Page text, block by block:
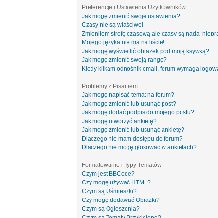
Preferencje i Ustawienia Użytkowników
Jak mogę zmienić swoje ustawienia?
Czasy nie są właściwe!
Zmieniłem strefę czasową ale czasy są nadal
Mojego języka nie ma na liście!
Jak mogę wyświetlić obrazek pod moją ksywką?
Jak mogę zmienić swoją rangę?
Kiedy klikam odnośnik email, forum wymaga
Problemy z Pisaniem
Jak mogę napisać temat na forum?
Jak mogę zmienić lub usunąć post?
Jak mogę dodać podpis do mojego postu?
Jak mogę utworzyć ankietę?
Jak mogę zmienić lub usunąć ankietę?
Dlaczego nie mam dostępu do forum?
Dlaczego nie mogę głosować w ankietach?
Formatowanie i Typy Tematów
Czym jest BBCode?
Czy mogę używać HTML?
Czym są Uśmieszki?
Czy mogę dodawać Obrazki?
Czym są Ogłoszenia?